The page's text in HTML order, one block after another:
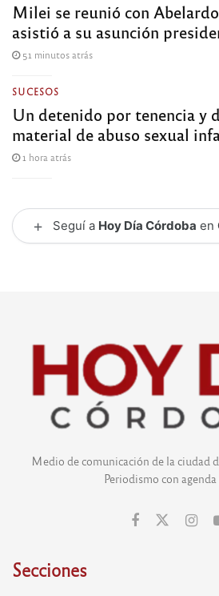
Milei se reunió con
asistió a su asunción
51 minutos atrás
SUCESOS
Un detenido por tenencia y
material de abuso sexual
1 hora atrás
+ Seguí a Hoy Día Córdoba en
Medio de comunicación de la ciudad
Periodismo con agenda
Secciones